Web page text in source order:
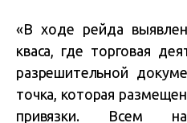
«В ходе рейда
кваса, где торговая
разрешительной
точка, которая
привязки. Всем